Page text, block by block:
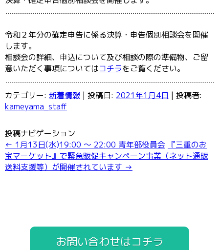
令和２年分の確定申告に係る決算・申告個別相談会を開催
します。
相談会の詳細、申込について及び相談の際の準備物、ご留
意いただく事項についてはコチラをご覧ください。
カテゴリー: 新着情報 | 投稿日: 2021年1月4日 | 投稿者:
kameyama_staff
投稿ナビゲーション
← 1月13日(水)19:00 ～ 22:00 青年部役員会
『三重のお
宝マーケット』で緊急販促キャンペーン事業（ネット通販
送料支援等）が開催されています →
お問い合わせはコチラ